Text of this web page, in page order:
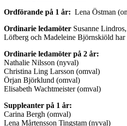
Ordförande på 1 år: Lena Östman
Ordinarie ledamöter Susanne
Löfberg och Madeleine Björnskiöld har
Ordinarie ledamöter på 2 år:
Nathalie Nilsson (nyval)
Christina Ling Larsson (omval)
Örjan Björklund (omval)
Elisabeth Wachtmeister (omval)
Suppleanter på 1 år:
Carina Bergh (omval)
Lena Mårtensson Tingstam (nyval)